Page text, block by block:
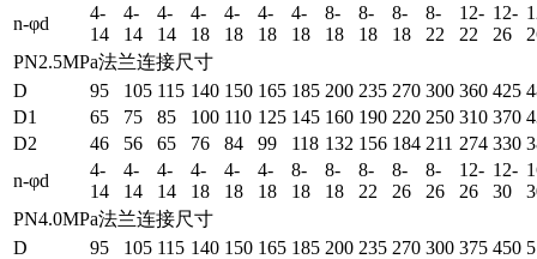
n-φd
4-
14
4-
14
4-
14
4-
18
4-
18
4-
18
4-
18
8-
18
8-
18
8-
18
8-
22
12-
22
12-
26
PN2.5MPa法兰连接尺寸
D
95 105 115 140 150 165 185 200 235 270 300 360 425
D1
65 75 85 100 110 125 145 160 190 220 250 310 370
D2
46 56 65 76 84 99 118 132 156 184 211 274 330
n-φd
4-
14
4-
14
4-
14
4-
18
4-
18
4-
18
8-
18
8-
18
8-
22
8-
26
8-
26
12-
26
12-
30
PN4.0MPa法兰连接尺寸
D
95 105 115 140 150 165 185 200 235 270 300 375 450